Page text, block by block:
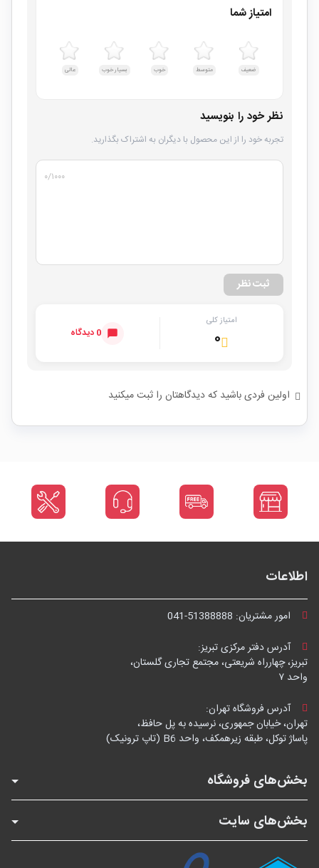
امتیاز شما
ضعیف متوسط خوب بسیار خوب عالی
نظر خود را بنویسید
تجربه خود را از این محصول با دیگران به اشتراک بگذارید.
۰/۱۰۰۰
ثبت نظر
امتیاز کلی
۰ 0 دیدگاه
اولین فردی باشید که دیدگاهتان را ثبت میکنید
اطلاعات
امور مشتریان: 041-51388888
آدرس دفتر مرکزی تبریز:
تبریز، چهارراه شریعتی، مجتمع تجاری گلستان،
واحد ۷
آدرس فروشگاه تهران:
تهران، خیابان جمهوری، نرسیده به پل حافظ،
پاساژ توکل، طبقه زیرهمکف، واحد B6 (تاپ ترونیک)
بخش‌های فروشگاه
بخش‌های سایت